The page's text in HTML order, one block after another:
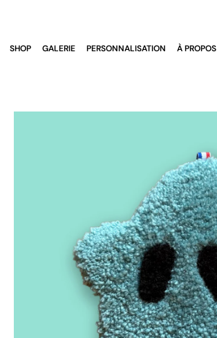
content
SHOP GALERIE PERSONNALISATION À PROPOS